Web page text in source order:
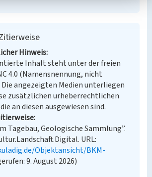
Hinweis
Inhalt steht unter der freien
4.0 (Namensnennung, nicht
angezeigten Medien unterliegen
zusätzlichen urheberrechtlichen
an diesen ausgewiesen sind.
Tagebau, Geologische Sammlung”.
URL:
Objektansicht/BKM-
9. August 2026)